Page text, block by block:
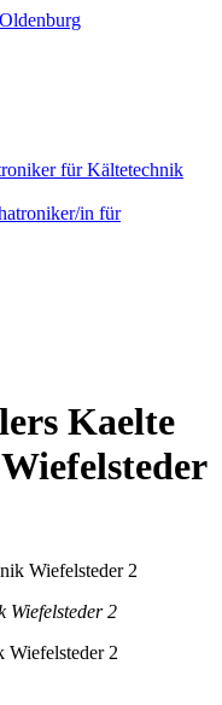
für Kältetechnik
in für
Kaelte
Wiefelsteder 2
Wiefelsteder 2